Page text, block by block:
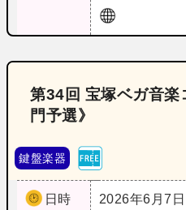
第34回 宝塚ベガ音楽
門予選》
鍵盤楽器
日時
2026年6月7日